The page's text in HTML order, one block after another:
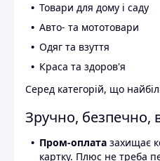
Товари для дому і саду
Авто- та мототовари
Одяг та взуття
Краса та здоров'я
Серед категорій, що
Зручно, безпечно,
Пром-оплата захищає
картку. Плюс не треба